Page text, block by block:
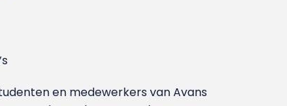
en medewerkers van Avans